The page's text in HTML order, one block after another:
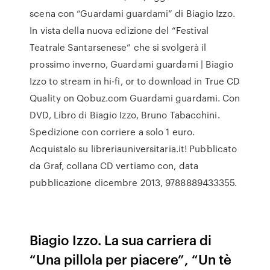
scena con “Guardami guardami” di Biagio Izzo.
In vista della nuova edizione del “Festival
Teatrale Santarsenese” che si svolgerà il
prossimo inverno, Guardami guardami | Biagio
Izzo to stream in hi-fi, or to download in True CD
Quality on Qobuz.com Guardami guardami. Con
DVD, Libro di Biagio Izzo, Bruno Tabacchini.
Spedizione con corriere a solo 1 euro.
Acquistalo su libreriauniversitaria.it! Pubblicato
da Graf, collana CD vertiamo con, data
pubblicazione dicembre 2013, 9788889433355.
Biagio Izzo. La sua carriera di
“Una pillola per piacere”, “Un tè